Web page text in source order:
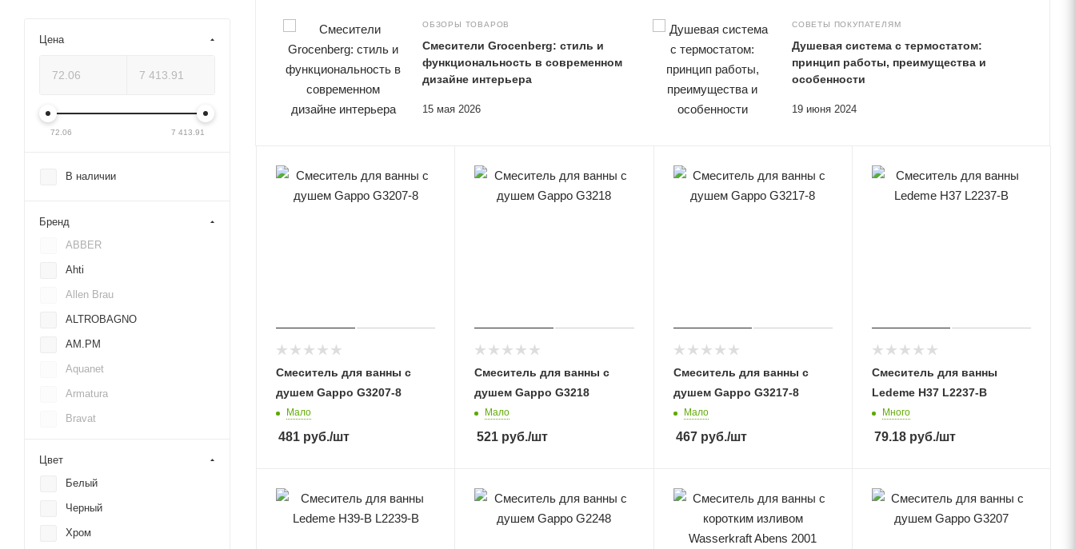
ОБЗОРЫ ТОВАРОВ
15 мая 2026
Смесители Grocenberg: стиль и
функциональность в современном
дизайне интерьера
СОВЕТЫ ПОКУПАТЕЛЯМ
19 июня 2024
Душевая система с термостатом:
принцип работы, преимущества и
особенности
Смеситель для ванны с
душем Gappo G3207-8
Мало
481 руб./шт
Смеситель для ванны с
душем Gappo G3218
Мало
521 руб./шт
Смеситель для ванны с
душем Gappo G3217-8
Мало
467руб./шт
Смеситель для ванны
Ledeme H37 L2237-B
Много
79.18руб./шт
Цена
72.06 7 413.91
В наличии
Бренд
ABBER
Ahti
Allen Brau
ALTROBAGNO
AM.PM
Aquanet
Armatura
Bravat
Deante
Felice
Цвет
Белый
Черный
Хром